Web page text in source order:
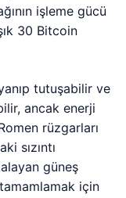
işleme gücü
30 Bitcoin
tutuşabilir ve
ancak enerji
rüzgarları
sızıntı
güneş
tamamlamak için